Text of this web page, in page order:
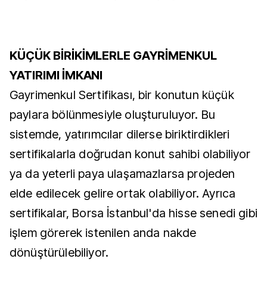
KÜÇÜK BİRİKİMLERLE GAYRİMENKUL
YATIRIMI İMKANI
Gayrimenkul Sertifikası, bir konutun küçük
paylara bölünmesiyle oluşturuluyor. Bu
sistemde, yatırımcılar dilerse biriktirdikleri
sertifikalarla doğrudan konut sahibi olabiliyor
ya da yeterli paya ulaşamazlarsa projeden
elde edilecek gelire ortak olabiliyor. Ayrıca
sertifikalar, Borsa İstanbul'da hisse senedi gibi
işlem görerek istenilen anda nakde
dönüştürülebiliyor.